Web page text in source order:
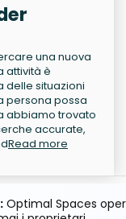
una nuova
attività è
delle situazioni
persona possa
abbiamo trovato
accurate,
Read more
Optimal Spaces